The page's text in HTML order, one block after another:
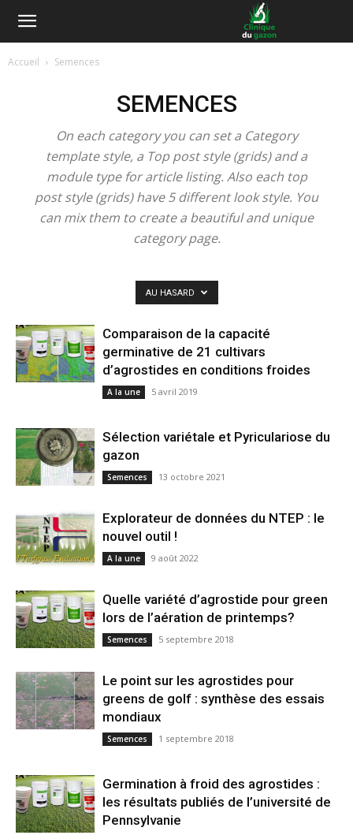
Accueil Semences
SEMENCES
On each category you can set a Category
template style, a Top post style (grids) and a
module type for article listing. Also each top
post style (grids) have 5 different look style. You
can mix them to create a beautiful and unique
category page.
AU HASARD
Comparaison de la capacité
germinative de 21 cultivars
d’agrostides en conditions froides
A la une 5 avril 2019
Sélection variétale et Pyriculariose du
gazon
Semences 13 octobre 2021
Explorateur de données du NTEP : le
nouvel outil !
A la une 9 août 2022
Quelle variété d’agrostide pour green
lors de l’aération de printemps?
Semences 5 septembre 2018
Le point sur les agrostides pour
greens de golf : synthèse des essais
mondiaux
Semences 1 septembre 2018
Germination à froid des agrostides :
les résultats publiés de l’université de
Pennsylvanie